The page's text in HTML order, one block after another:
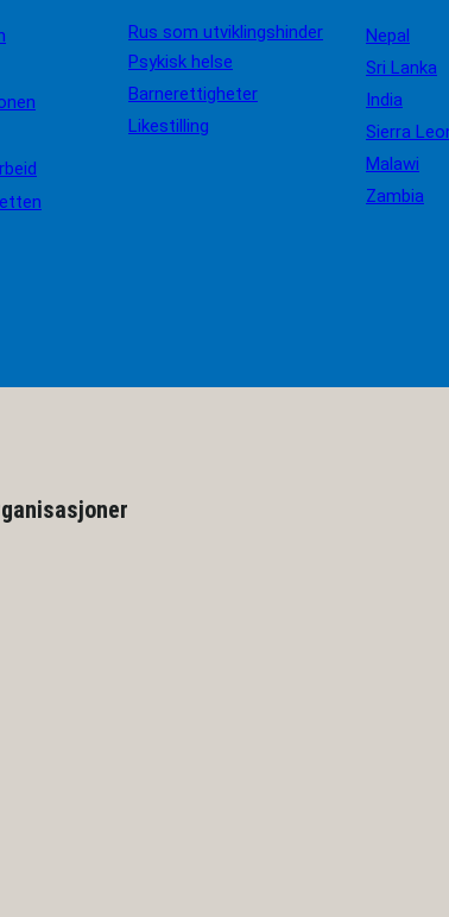
Rus som utviklingshinder
Psykisk helse
Barnerettigheter
Likestilling
Nepal
Sri Lanka
India
Sierra
Malawi
Zambia